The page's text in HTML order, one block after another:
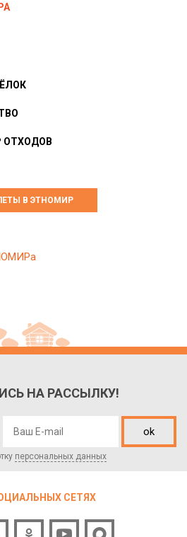
ОТХОДОВ
В ЭТНОМИР
НА РАССЫЛКУ!
ok
персональных данных
СЕТЯХ